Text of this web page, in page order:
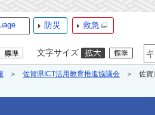
防災 救急
文字サイズ
検
索
キ
佐賀県ICT活用教育推進協議会 佐賀